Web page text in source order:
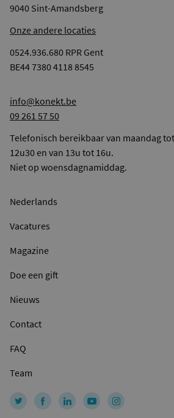
9040 Sint-Amandsberg
Onze andere locaties
0524.936.680 RPR Gent
BE44 7380 4118 8545
info@konekt.be
09 261 57 50
Telefonisch bereikbaar van maandag
12u30 en van 13u tot 16u.
Niet op woensdagnamiddag.
Vacatures
Magazine
Doe een gift
Nieuws
Contact
FAQ
Team